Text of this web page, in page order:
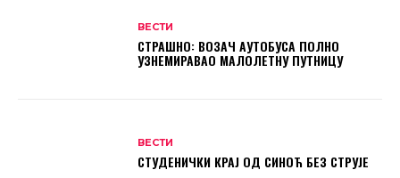
ВЕСТИ
СТРАШНО: ВОЗАЧ АУТОБУСА ПОЛНО
УЗНЕМИРАВАО МАЛОЛЕТНУ ПУТНИЦУ
ВЕСТИ
СТУДЕНИЧКИ КРАЈ ОД СИНОЋ БЕЗ СТРУЈЕ